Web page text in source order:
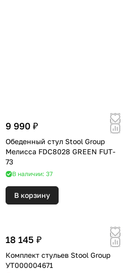
9 990 ₽
Обеденный стул Stool Group
Мелисса FDC8028 GREEN FUT-
73
В наличии: 37
В корзину
18 145 ₽
Комплект стульев Stool Group
УТ000004671